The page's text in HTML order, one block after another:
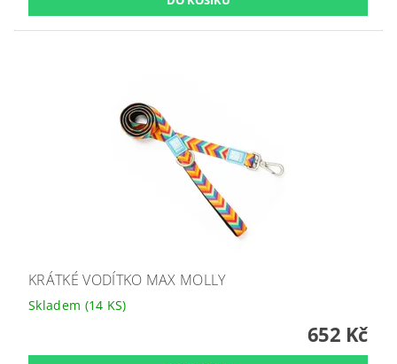
KRÁTKÉ VODÍTKO MAX MOLLY
Skladem (14 KS)
652 Kč